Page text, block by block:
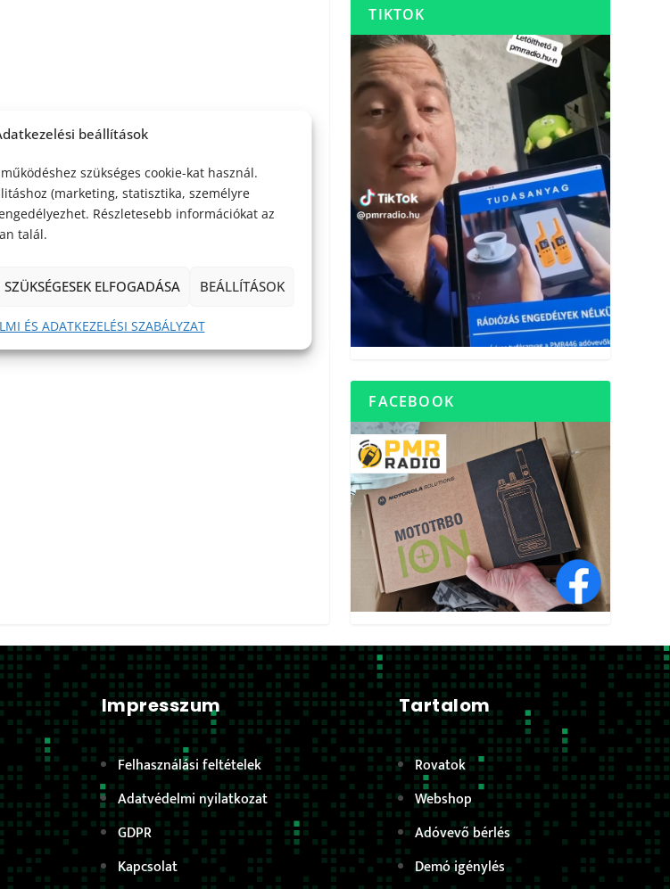
beállítások
szükséges cookie-kat használ.
(marketing, statisztika, személyre
Részletesebb információkat az
talál.
SZÜKSÉGESEK ELFOGADÁSA BEÁLLÍTÁSOK
ÉS ADATKEZELÉSI SZABÁLYZAT
TIKTOK
FACEBOOK
Impresszum
Felhasználási feltételek
Adatvédelmi nyilatkozat
GDPR
Kapcsolat
Tartalom
Rovatok
Webshop
Adóvevő bérlés
Demó igénylés